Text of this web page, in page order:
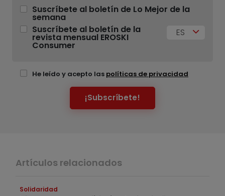
Suscríbete al boletín de Lo Mejor de la
semana
Suscríbete al boletín de la
revista mensual EROSKI
Consumer
ES
He leído y acepto las políticas de privacidad
¡Subscríbete!
Artículos relacionados
Solidaridad